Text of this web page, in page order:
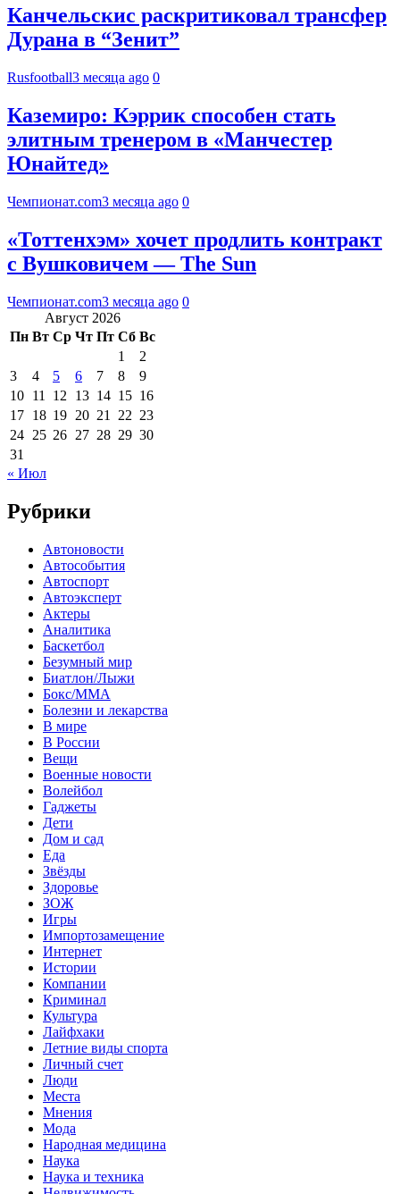
Канчельскис раскритиковал трансфер
Дурана в “Зенит”
Rusfootball3 месяца ago 0
Каземиро: Кэррик способен стать
элитным тренером в «Манчестер
Юнайтед»
Чемпионат.com3 месяца ago 0
«Тоттенхэм» хочет продлить контракт
с Вушковичем — The Sun
Чемпионат.com3 месяца ago 0
Август 2026
Пн Вт Ср Чт Пт Сб Вс
1
2
3
4 5 6 7 8
9
10 11 12 13 14 15 16
17 18 19 20 21 22 23
24 25 26 27 28 29 30
31
« Июл
Рубрики
Автоновости
Автособытия
Автоспорт
Автоэксперт
Актеры
Аналитика
Баскетбол
Безумный мир
Биатлон/Лыжи
Бокс/MMA
Болезни и лекарства
В мире
В России
Вещи
Военные новости
Волейбол
Гаджеты
Дети
Дом и сад
Еда
Звёзды
Здоровье
ЗОЖ
Игры
Импортозамещение
Интернет
Истории
Компании
Криминал
Культура
Лайфхаки
Летние виды спорта
Личный счет
Люди
Места
Мнения
Мода
Народная медицина
Наука
Наука и техника